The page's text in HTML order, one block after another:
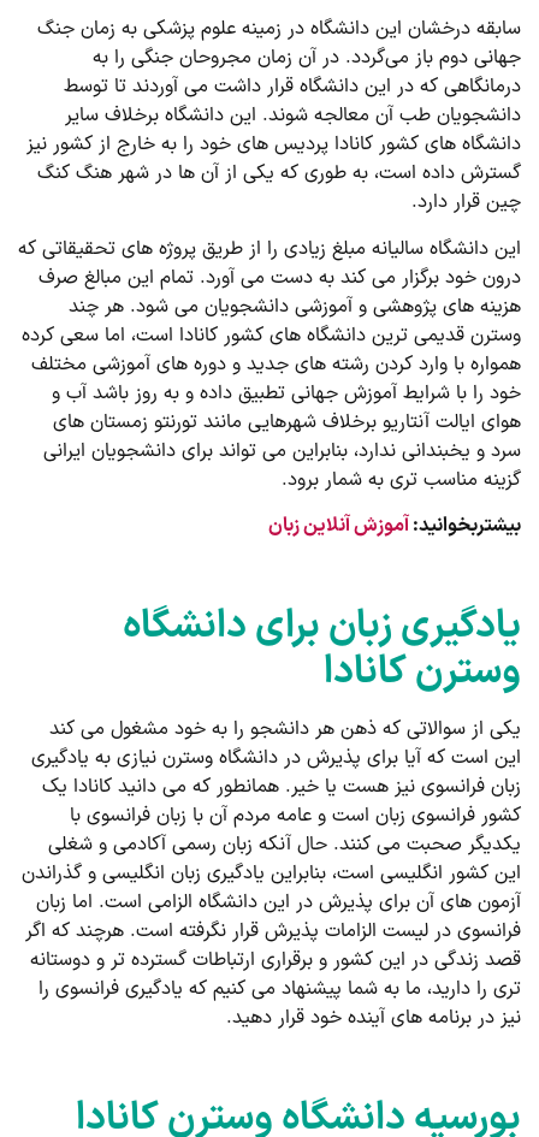
سابقه درخشان این دانشگاه در زمینه علوم پزشکی به زمان جنگ
جهانی دوم باز می‌گردد. در آن زمان مجروحان جنگی را به
درمانگاهی که در این دانشگاه قرار داشت می آوردند تا توسط
دانشجویان طب آن معالجه شوند. این دانشگاه برخلاف سایر
دانشگاه های کشور کانادا پردیس های خود را به خارج از کشور نیز
گسترش داده است، به طوری که یکی از آن ها در شهر هنگ کنگ
چین قرار دارد.
این دانشگاه سالیانه مبلغ زیادی را از طریق پروژه های تحقیقاتی که
درون خود برگزار می کند به دست می آورد. تمام این مبالغ صرف
هزینه های پژوهشی و آموزشی دانشجویان می شود. هر چند
وسترن قدیمی ترین دانشگاه های کشور کانادا است، اما سعی کرده
همواره با وارد کردن رشته های جدید و دوره های آموزشی مختلف
خود را با شرایط آموزش جهانی تطبیق داده و به روز باشد آب و
هوای ایالت آنتاریو برخلاف شهرهایی مانند تورنتو زمستان های
سرد و یخبندانی ندارد، بنابراین می تواند برای دانشجویان ایرانی
گزینه مناسب تری به شمار برود.
بیشتربخوانید:آموزش آنلاین زبان
یادگیری زبان برای دانشگاه
وسترن کانادا
یکی از سوالاتی که ذهن هر دانشجو را به خود مشغول می ‌کند
این است که آیا برای پذیرش در دانشگاه وسترن نیازی به یادگیری
زبان فرانسوی نیز هست یا خیر. همانطور که می‌ دانید کانادا یک
کشور فرانسوی زبان است و عامه مردم آن با زبان فرانسوی با
یکدیگر صحبت می کنند. حال آنکه زبان رسمی آکادمی و شغلی
این کشور انگلیسی است، بنابراین یادگیری زبان انگلیسی و گذراندن
آزمون های آن برای پذیرش در این دانشگاه الزامی است. اما زبان
فرانسوی در لیست الزامات پذیرش قرار نگرفته است. هرچند که اگر
قصد زندگی در این کشور و برقراری ارتباطات گسترده تر و دوستانه
تری را دارید، ما به شما پیشنهاد می کنیم که یادگیری فرانسوی را
نیز در برنامه ‌های آینده خود قرار دهید.
بورسیه دانشگاه وسترن کانادا